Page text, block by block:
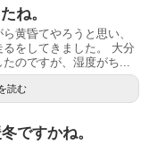
ね。
黄昏てやろうと思い、
をしてきました。 大分
のですが、湿度がち...
読む
ですかね。